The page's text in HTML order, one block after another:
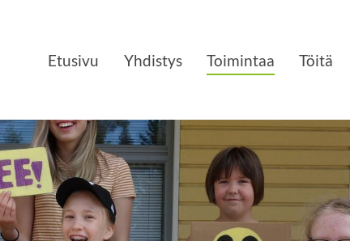
Etusivu Yhdistys Toimintaa Töitä